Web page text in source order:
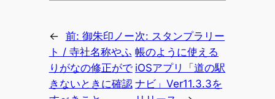
← 前: 御朱印ノー
ト / 寺社名称やふ
りがなの修正がで
きないときに確認
次: スタンプラリー
帳のように使える
iOSアプリ「道の駅
ナビ」Ver11.3.3を